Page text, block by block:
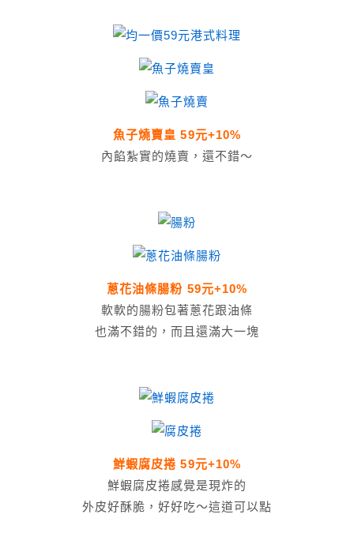
魚子燒賣皇 59元+10%
內餡紮實的燒賣，還不錯～
蔥花油條腸粉 59元+10%
軟軟的腸粉包著蔥花跟油條
也滿不錯的，而且還滿大一塊
鮮蝦腐皮捲 59元+10%
鮮蝦腐皮捲感覺是現炸的
外皮好酥脆，好好吃～這道可以點